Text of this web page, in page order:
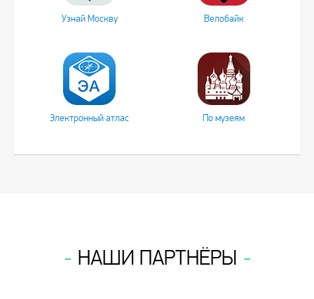
Узнай Москву Велобайк
Электронный атлас По музеям
НАШИ ПАРТНЁРЫ